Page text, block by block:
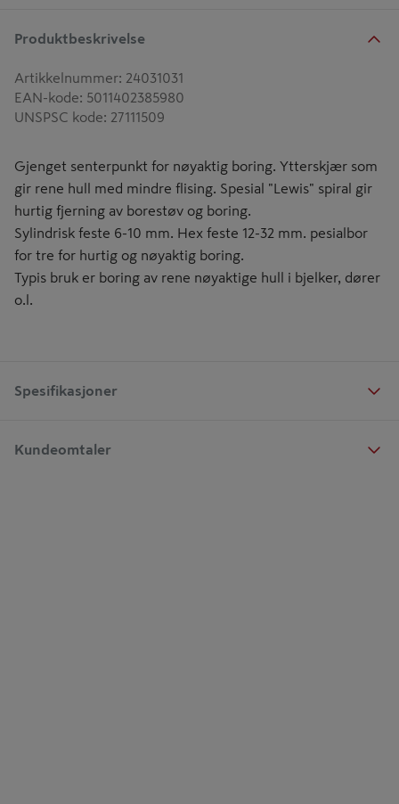
Produktbeskrivelse
Artikkelnummer: 24031031
EAN-kode: 5011402385980
UNSPSC kode: 27111509
Gjenget senterpunkt for nøyaktig boring. Ytterskjær som
gir rene hull med mindre flising. Spesial "Lewis" spiral gir
hurtig fjerning av borestøv og boring.
Sylindrisk feste 6-10 mm. Hex feste 12-32 mm. pesialbor
for tre for hurtig og nøyaktig boring.
Typis bruk er boring av rene nøyaktige hull i bjelker, dører
o.l.
Spesifikasjoner
Kundeomtaler